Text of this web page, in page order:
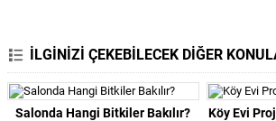
İLGİNİZİ ÇEKEBİLECEK DİĞER
Salonda Hangi Bitkiler Bakılır? Köy Evi